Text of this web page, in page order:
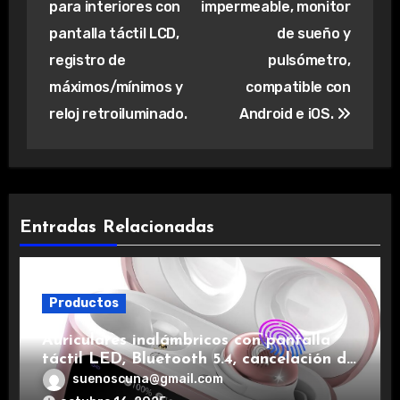
entradas
para interiores con
pantalla táctil LCD,
registro de
máximos/mínimos y
reloj retroiluminado.
impermeable, monitor
de sueño y
pulsómetro,
compatible con
Android e iOS.
Entradas Relacionadas
Productos
Auriculares inalámbricos con pantalla
táctil LED, Bluetooth 5.4, cancelación de
ruido, impermeables y de larga duración.
suenoscuna@gmail.com